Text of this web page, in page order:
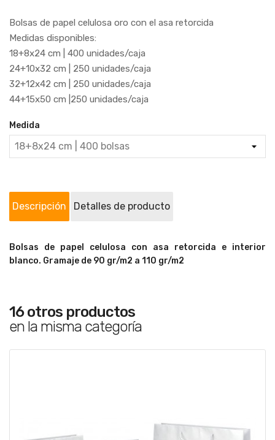
Bolsas de papel celulosa oro con el asa retorcida
Medidas disponibles:
18+8x24 cm | 400 unidades/caja
24+10x32 cm | 250 unidades/caja
32+12x42 cm | 250 unidades/caja
44+15x50 cm |250 unidades/caja
Medida
Descripción Detalles de producto
Bolsas de papel celulosa con asa retorcida e interior
blanco. Gramaje de 90 gr/m2 a 110 gr/m2
16 otros productos
en la misma categoría